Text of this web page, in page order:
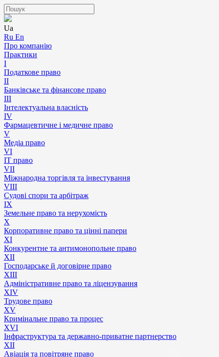
Ua
Ru En
Про компанію
Практики
I
Податкове право
II
Банківське та фінансове право
III
Інтелектуальна власність
IV
Фармацевтичне і медичне право
V
Медіа право
VI
IT право
VII
Міжнародна торгівля та інвестування
VIII
Судові спори та арбітраж
IX
Земельне право та нерухомість
X
Корпоративне право та цінні папери
XI
Конкурентне та антимонопольне право
XII
Господарське й договірне право
XIII
Адмiнiстративне право та лiцензування
XIV
Трудове право
XV
Кримінальне право та процес
XVI
Інфраструктура та державно-приватне партнерство
XII
Авіація та повітряне право